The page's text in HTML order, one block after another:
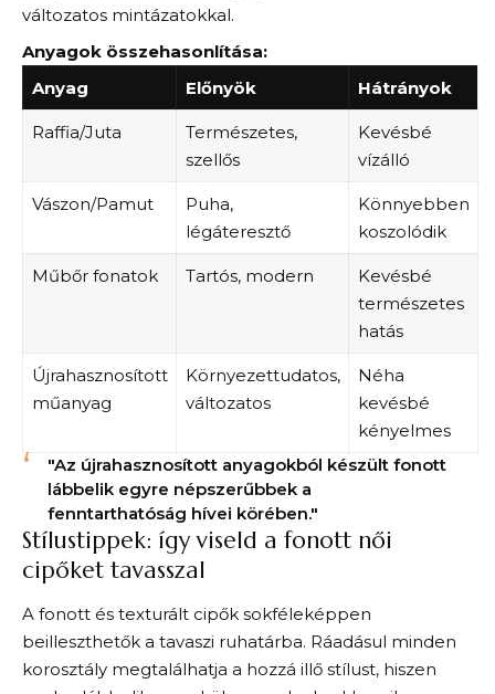
változatos mintázatokkal.
Anyagok összehasonlítása:
Anyag
Előnyök Hátrányok
Raffia/Juta
Természetes,
szellős
Kevésbé
vízálló
Vászon/Pamut
Puha,
légáteresztő
Könnyebben
koszolódik
Műbőr fonatok Tartós, modern
Kevésbé
természetes
hatás
Újrahasznosított
műanyag
Környezettudatos,
változatos
Néha
kevésbé
kényelmes
"Az újrahasznosított anyagokból készült fonott
lábbelik egyre népszerűbbek a
fenntarthatóság hívei körében."
Stílustippek: így viseld a fonott női
cipőket tavasszal
A fonott és texturált cipők sokféleképpen
beilleszthetők a tavaszi ruhatárba. Ráadásul minden
korosztály megtalálhatja a hozzá illő stílust, hiszen